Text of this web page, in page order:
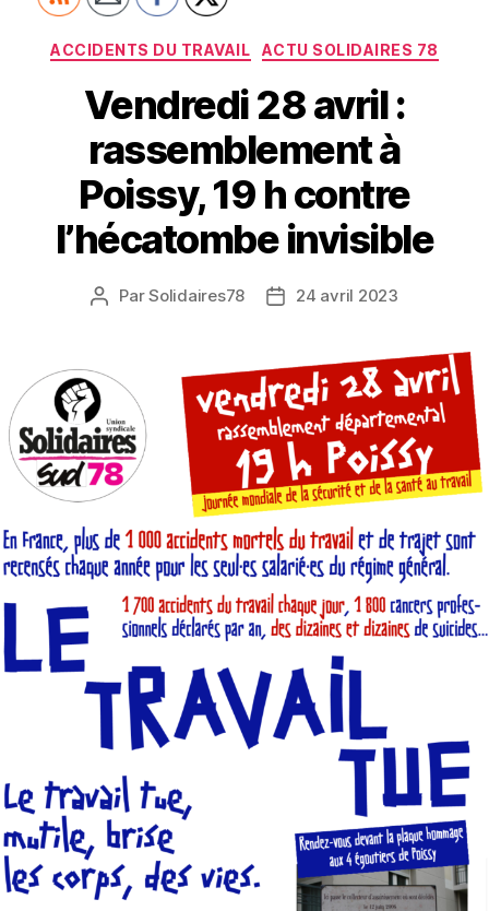
Catégories
ACCIDENTS DU TRAVAIL ACTU SOLIDAIRES 78
Vendredi 28 avril :
rassemblement à
Poissy, 19 h contre
l’hécatombe invisible
Auteur
ParSolidaires78
Date24 avril 2023